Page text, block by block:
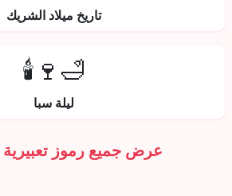
تاريخ ميلاد الشريك
🛁🍷🕯️
ليلة سبا
عرض جميع رموز